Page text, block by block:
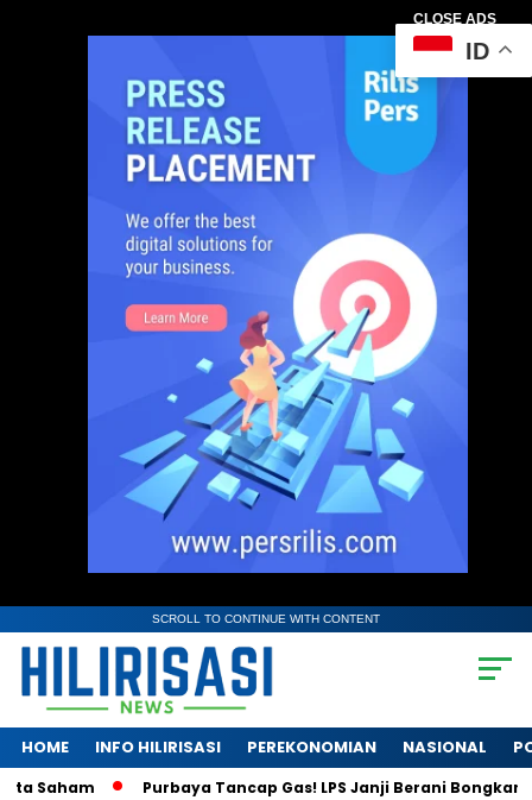
CLOSE ADS
SCROLL TO CONTINUE WITH CONTENT
HOME INFO HILIRISASI PEREKONOMIAN NASIONAL
Purbaya Tancap Gas! LPS Janji Berani Bongkar Krisis
ID